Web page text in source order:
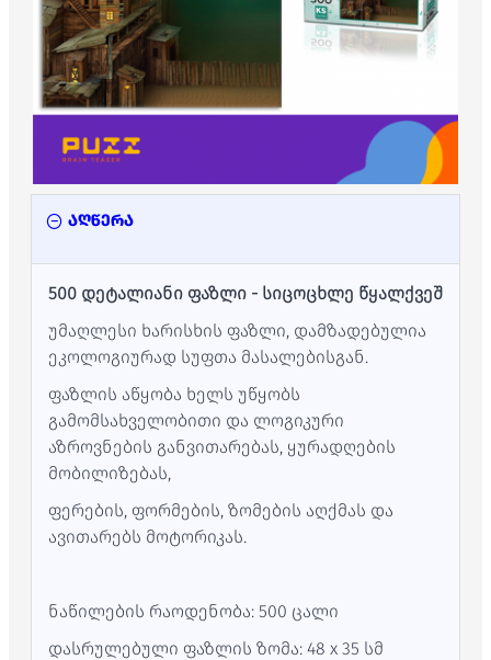
აღწერა
500 დეტალიანი ფაზლი - სიცოცხლე წყალქვეშ
უმაღლესი ხარისხის ფაზლი, დამზადებულია
ეკოლოგიურად სუფთა მასალებისგან.
ფაზლის აწყობა ხელს უწყობს
გამომსახველობითი და ლოგიკური
აზროვნების განვითარებას, ყურადღების
მობილიზებას,
ფერების, ფორმების, ზომების აღქმას და
ავითარებს მოტორიკას.
ნაწილების რაოდენობა: 500 ცალი
დასრულებული ფაზლის ზომა: 48 x 35 სმ